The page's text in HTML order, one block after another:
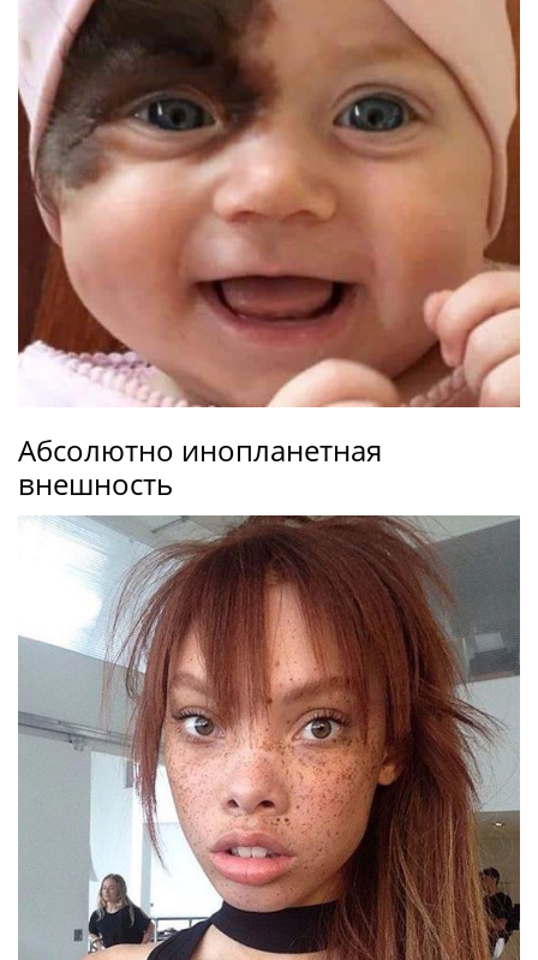
Абсолютно инопланетная
внешность